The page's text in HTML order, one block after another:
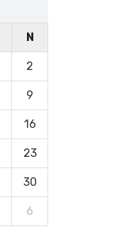
N
2
9
16
23
30
6